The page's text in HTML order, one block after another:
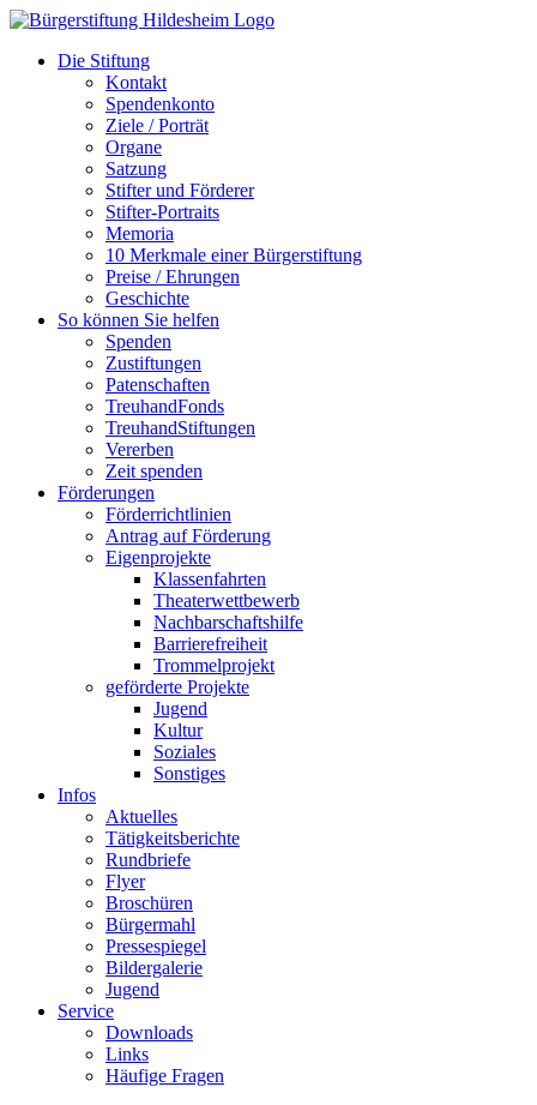
Zum
springenDie Stiftung
Kontakt
Spendenkonto
Ziele / Porträt
Organe
Satzung
Stifter und Förderer
Stifter-Portraits
Memoria
10 Merkmale einer Bürgerstiftung
Preise / Ehrungen
Geschichte
So können Sie helfen
Spenden
Zustiftungen
Patenschaften
TreuhandFonds
TreuhandStiftungen
Vererben
Zeit spenden
Förderungen
Förderrichtlinien
Antrag auf Förderung
Eigenprojekte
Klassenfahrten
Theaterwettbewerb
Nachbarschaftshilfe
Barrierefreiheit
Trommelprojekt
geförderte Projekte
Jugend
Kultur
Soziales
Sonstiges
Infos
Aktuelles
Tätigkeitsberichte
Rundbriefe
Flyer
Broschüren
Bürgermahl
Pressespiegel
Bildergalerie
Jugend
Service
Downloads
Links
Häufige Fragen